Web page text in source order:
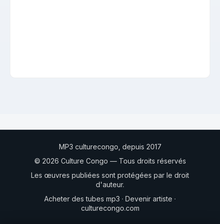
MP3 culturecongo, depuis 2017
© 2026 Culture Congo — Tous droits réservés
Les œuvres publiées sont protégées par le droit
d'auteur.
Acheter des tubes mp3 · Devenir artiste ·
culturecongo.com